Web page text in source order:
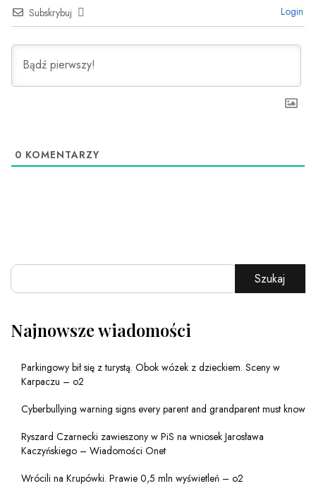
Subskrybuj Login
0 KOMENTARZY
Szukaj
Najnowsze wiadomości
Parkingowy bił się z turystą. Obok wózek z dzieckiem. Sceny w
Karpaczu – o2
Cyberbullying warning signs every parent and grandparent must know
Ryszard Czarnecki zawieszony w PiS na wniosek Jarosława
Kaczyńskiego – Wiadomości Onet
Wrócili na Krupówki. Prawie 0,5 mln wyświetleń – o2